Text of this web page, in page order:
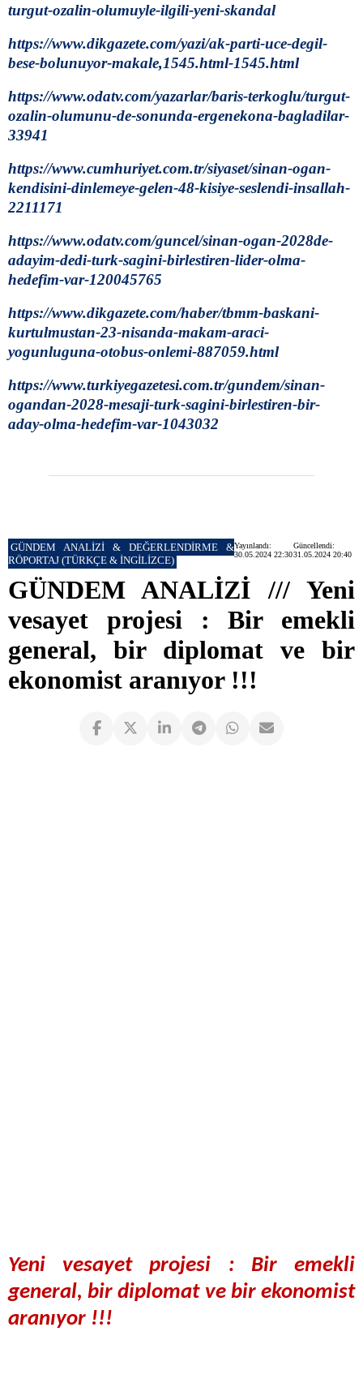
turgut-ozalin-olumuyle-ilgili-yeni-skandal
https://www.dikgazete.com/yazi/ak-parti-uce-degil-
bese-bolunuyor-makale,1545.html-1545.html
https://www.odatv.com/yazarlar/baris-terkoglu/turgut-
ozalin-olumunu-de-sonunda-ergenekona-bagladilar-
33941
https://www.cumhuriyet.com.tr/siyaset/sinan-ogan-
kendisini-dinlemeye-gelen-48-kisiye-seslendi-insallah-
2211171
https://www.odatv.com/guncel/sinan-ogan-2028de-
adayim-dedi-turk-sagini-birlestiren-lider-olma-
hedefim-var-120045765
https://www.dikgazete.com/haber/tbmm-baskani-
kurtulmustan-23-nisanda-makam-araci-
yogunluguna-otobus-onlemi-887059.html
https://www.turkiyegazetesi.com.tr/gundem/sinan-
ogandan-2028-mesaji-turk-sagini-birlestiren-bir-
aday-olma-hedefim-var-1043032
GÜNDEM ANALİZİ & DEĞERLENDİRME &
RÖPORTAJ (TÜRKÇE & İNGİLİZCE)
Yayınlandı:
30.05.2024 22:30
Güncellendi:
31.05.2024 20:40
GÜNDEM ANALİZİ /// Yeni
vesayet projesi : Bir emekli
general, bir diplomat ve bir
ekonomist aranıyor !!!
Yeni vesayet projesi : Bir emekli
general, bir diplomat ve bir ekonomist
aranıyor !!!